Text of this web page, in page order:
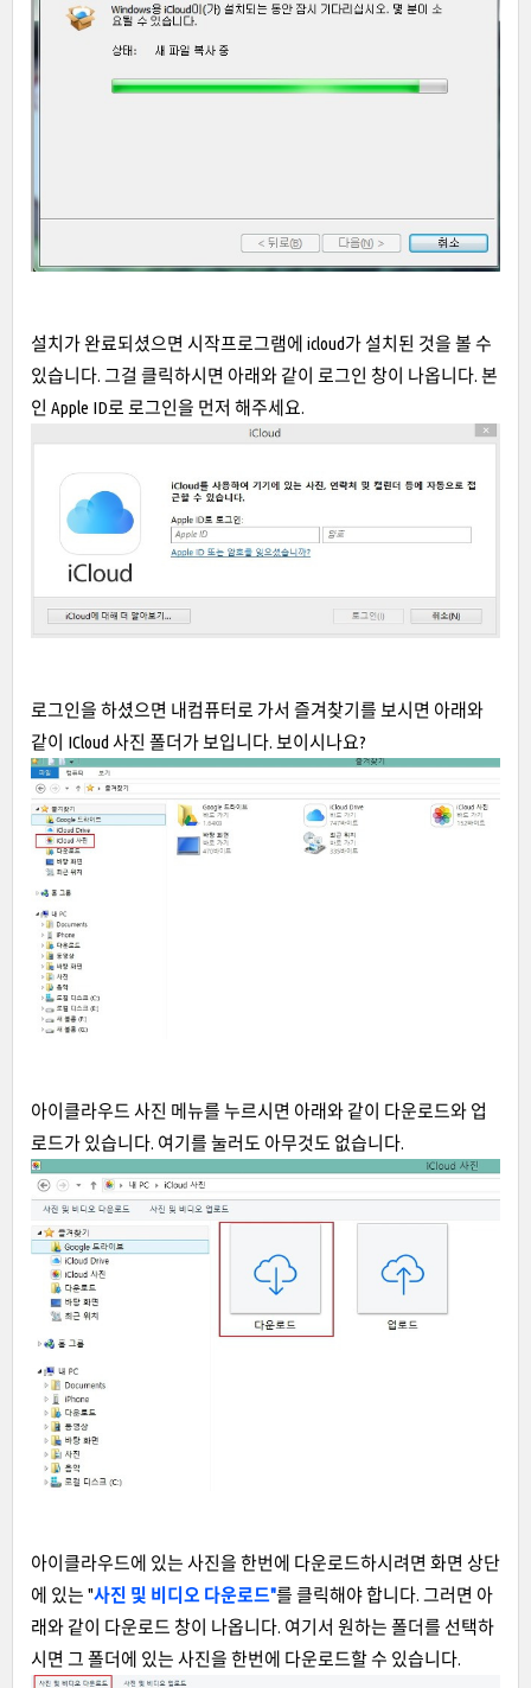
설치가 완료되셨으면 시작프로그램에 icloud가 설치된 것을 볼 수
있습니다. 그걸 클릭하시면 아래와 같이 로그인 창이 나옵니다. 본
인 Apple ID로 로그인을 먼저 해주세요.
로그인을 하셨으면 내컴퓨터로 가서 즐겨찾기를 보시면 아래와
같이 ICloud 사진 폴더가 보입니다. 보이시나요?
아이클라우드 사진 메뉴를 누르시면 아래와 같이 다운로드와 업
로드가 있습니다. 여기를 눌러도 아무것도 없습니다.
아이클라우드에 있는 사진을 한번에 다운로드하시려면 화면 상단
에 있는 "사진 및 비디오 다운로드"를 클릭해야 합니다. 그러면 아
래와 같이 다운로드 창이 나옵니다. 여기서 원하는 폴더를 선택하
시면 그 폴더에 있는 사진을 한번에 다운로드할 수 있습니다.